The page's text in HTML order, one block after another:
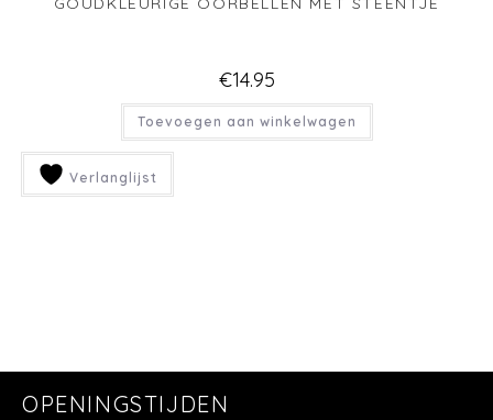
€14.95
Toevoegen aan winkelwagen
Verlanglijst
OPENINGSTIJDEN